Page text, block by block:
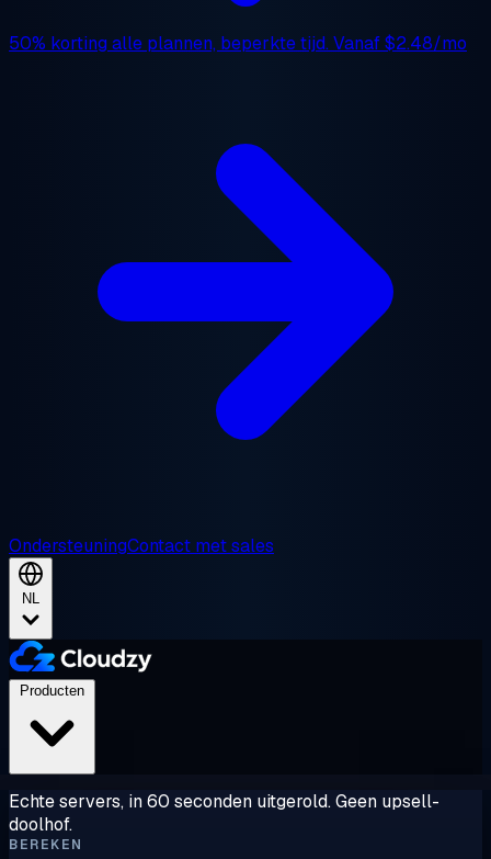
50% korting alle plannen, beperkte tijd. Vanaf$2.48/mo
OndersteuningContact met sales
NL
Echte servers, in 60 seconden uitgerold. Geen upsell-
doolhof.
BEREKEN